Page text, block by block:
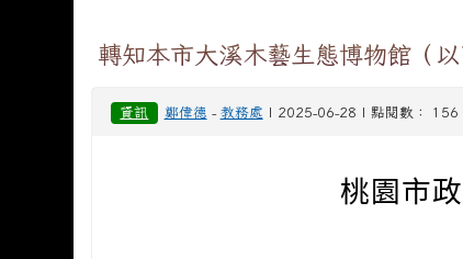
轉知本市大溪木藝生態博物館（
資訊 鄭偉德 - 教務處 | 2025-06-28 | 點閱數： 156
桃園市